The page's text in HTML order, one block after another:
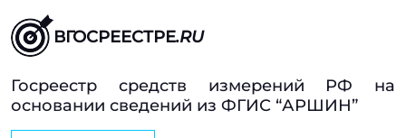
ВГОСРЕЕСТРЕ.RU
Госреестр средств измерений РФ на
основании сведений из ФГИС “АРШИН”